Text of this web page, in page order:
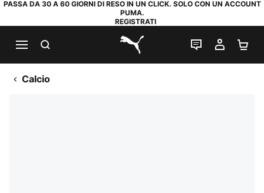
PASSA DA 30 A 60 GIORNI DI RESO IN UN CLICK. SOLO CON UN ACCOUNT
PUMA.
REGISTRATI
PUMA.com
CHAT IL MIO
Calcio